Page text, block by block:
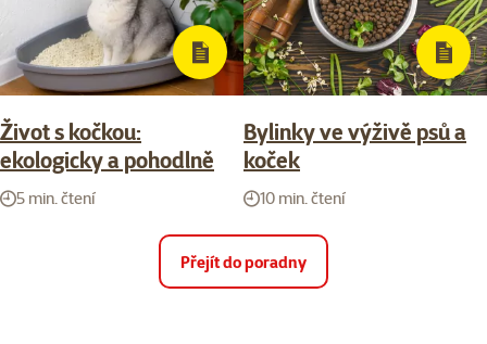
Život s kočkou:
ekologicky a pohodlně
5 min. čtení
Bylinky ve výživě psů a
koček
10 min. čtení
Přejít do poradny